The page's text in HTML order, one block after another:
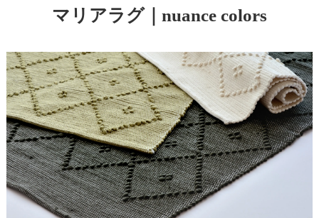
マリアラグ｜nuance colors